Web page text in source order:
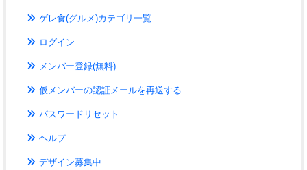
ゲレ食(グルメ)カテゴリ一覧
ログイン
メンバー登録(無料)
仮メンバーの認証メールを再送する
パスワードリセット
ヘルプ
デザイン募集中